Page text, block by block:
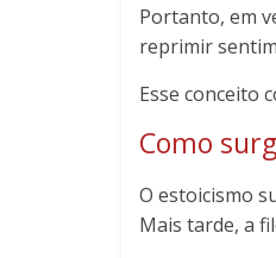
Portanto, em
reprimir
Esse conceito
Como
O estoicismo
Mais tarde, a